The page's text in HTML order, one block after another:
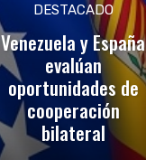
DESTACADO
Venezuela y España
evalúan
oportunidades de
cooperación
bilateral